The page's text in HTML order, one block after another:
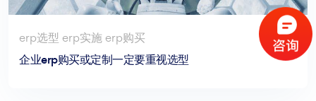
erp选型 erp实施 erp购买
企业erp购买或定制一定要重视选型